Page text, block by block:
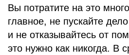
Вы потратите на это
главное, не пускайте
и не отказывайтесь от
это нужно как никогда. В